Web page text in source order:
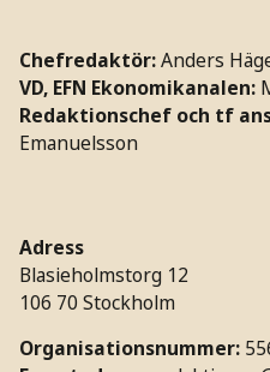
Chefredaktör:Anders
VD, EFN Ekonomikanalen:
Redaktionschef och tf
Emanuelsson
Adress
Blasieholmstorg 12
106 70 Stockholm
Organisationsnummer: